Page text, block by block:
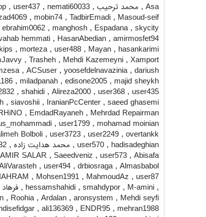
Asa
, محمد ترحیب ,
nemati60033
,
user437
,
Masoud-seif
,
TadbirEmadi
,
mobin74
,
skycity
,
Espadana
,
manghosh
,
ebrahim0062
amirmosfet94
,
HasanAbedian
,
hemmati
hasankarimi
,
Mayan
,
user488
,
morteza
,
Xamport
,
Mehdi Kazemeyni
,
Trasheh
,
dariush
,
yoosefdelnavazinia
,
ACSuser
,
majid sheykh
,
edisone2005
,
miladpanah
,
user435
,
user368
,
Alireza2000
,
shahidi
,
saeed ghasemi
,
IranianPcCenter
,
siavoshii
,
Mehrdad Repairman
,
EmdadRayaneh
,
mohamad moinian
,
user1799
,
overtankk
,
user2249
,
user3723
,
Bolboli
hadisadeghian
,
user570
, محمد هدایت زاده ,
Abisafa
,
user573
,
Saeedveniz
,
AMIR SALAR
Almasbabol
,
drbiosraga
,
user494
,
user87
,
MahmoudAz
,
Mohsen1991
,
,
M-amini
,
smahdypor
,
hessamshahidi
, فرهاد
Mehdi seyfi
,
aronsystem
,
Ardalan
,
Roohia
,
mehran1988
,
ENDR95
,
ali136369
,